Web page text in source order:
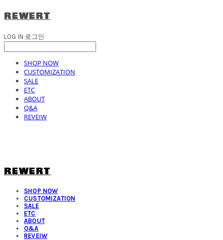
REWERT
LOG IN 로그인
SHOP NOW
CUSTOMIZATION
SALE
ETC
ABOUT
Q&A
REVEIW
REWERT
SHOP NOW
CUSTOMIZATION
SALE
ETC
ABOUT
Q&A
REVEIW